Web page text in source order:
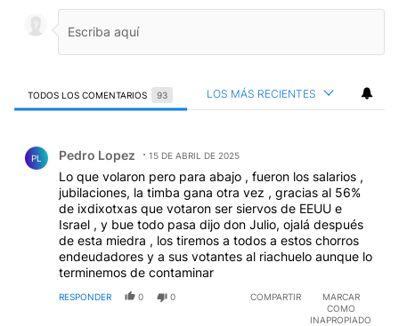
TODOS LOS COMENTARIOS 93 LOS MÁS RECIENTES
PL Pedro Lopez 15 DE ABRIL DE 2025
Lo que volaron pero para abajo , fueron los salarios ,
jubilaciones, la timba gana otra vez , gracias al 56%
de ixdixotxas que votaron ser siervos de EEUU e
Israel , y bue todo pasa dijo don Julio, ojalá después
de esta miedra , los tiremos a todos a estos chorros
endeudadores y a sus votantes al riachuelo aunque lo
terminemos de contaminar
RESPONDER 0 0 COMPARTIR
MARCAR
COMO
INAPROPIADO